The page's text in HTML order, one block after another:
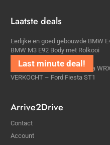
Laatste deals
Eerlijke en goed gebouwde BMW
BMW M3 E92 Body met Rolkooi
BRLV6 trackday plek
VERKOCHT – Subaru Impreza
VERKOCHT – Ford Fiesta ST1
Arrive2Drive
Contact
Account